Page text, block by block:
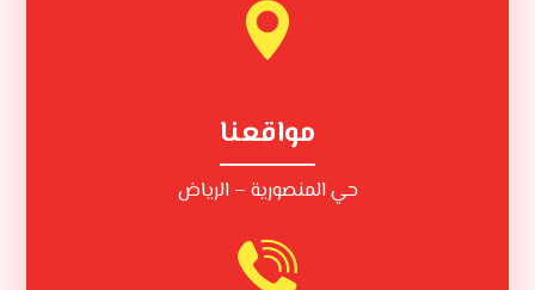
مواقعنا
حي المنصورية – الرياض